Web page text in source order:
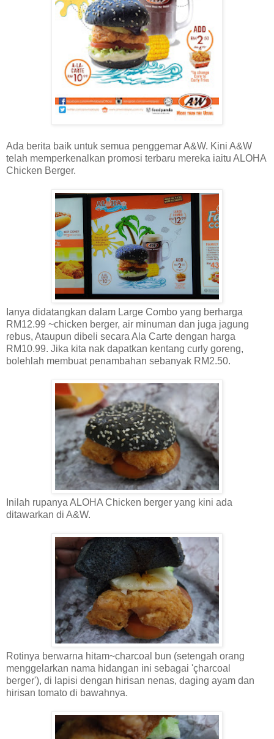
Ada berita baik untuk semua penggemar A&W. Kini A&W
telah memperkenalkan promosi terbaru mereka iaitu ALOHA
Chicken Berger.
Ianya didatangkan dalam Large Combo yang berharga
RM12.99 ~chicken berger, air minuman dan juga jagung
rebus, Ataupun dibeli secara Ala Carte dengan harga
RM10.99. Jika kita nak dapatkan kentang curly goreng,
bolehlah membuat penambahan sebanyak RM2.50.
Inilah rupanya ALOHA Chicken berger yang kini ada
ditawarkan di A&W.
Rotinya berwarna hitam~charcoal bun (setengah orang
menggelarkan nama hidangan ini sebagai 'çharcoal
berger'), di lapisi dengan hirisan nenas, daging ayam dan
hirisan tomato di bawahnya.